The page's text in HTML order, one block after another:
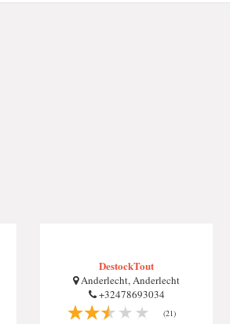
DestockTout
Anderlecht, Anderlecht
+32478693034
(21)